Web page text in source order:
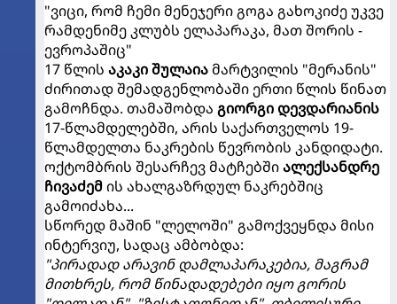
"ვიცი, რომ ჩემი მენეჯერი გოგა გახოკიძე უკვე
რამდენიმე კლუბს ელაპარაკა, მათ შორის -
ევროპაშიც"
17 წლის აკაკი შულაიამარტვილის "მერანის"
ძირითად შემადგენლობაში ერთი წლის წინათ
გამოჩნდა. თამაშობდა გიორგი დევდარიანის
17-წლამდელებში, არის საქართველოს 19-
წლამდელთა ნაკრების წევრობის კანდიდატი.
ოქტომბრის შესარჩევ მატჩებშიალექსანდრე
ჩივაძემის ახალგაზრდულ ნაკრებშიც
გამოიძახა...
სწორედ მაშინ "ლელოში" გამოქვეყნდა მისი
ინტერვიუ, სადაც ამბობდა:
"პირადად არავინ დამლაპარაკებია, მაგრამ
მითხრეს, რომ წინადადებები იყო გორის